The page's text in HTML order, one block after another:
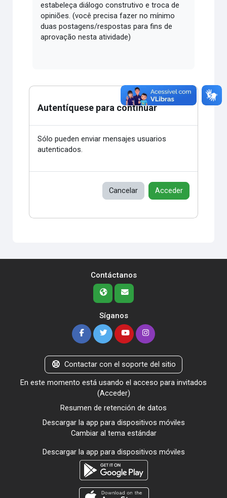
estabeleça diálogo construtivo e troca de
opiniões. (você precisa fazer no mínimo
duas postagens/respostas para fins de
aprovação nesta atividade)
Autentíquese para continuar
Sólo pueden enviar mensajes usuarios
autenticados.
Cancelar Acceder
Contáctanos
Síganos
Contactar con el soporte del sitio
En este momento está usando el acceso para invitados
(Acceder)
Resumen de retención de datos
Descargar la app para dispositivos móviles
Cambiar al tema estándar
Descargar la app para dispositivos móviles